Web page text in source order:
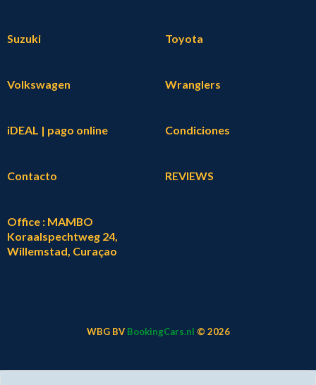
Suzuki Toyota
Volkswagen Wranglers
iDEAL | pago online Condiciones
Contacto REVIEWS
Office : MAMBO
Koraalspechtweg 24,
Willemstad, Curaçao
WBG BV BookingCars.nl © 2026